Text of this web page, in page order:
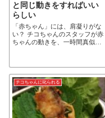
と同じ動きをすればいい
らしい
「赤ちゃん」には、肩凝りがな
い？ チコちゃんのスタッフが赤
ちゃんの動きを、一時間真似し
出たそうだ…。
チコちゃんに叱られる